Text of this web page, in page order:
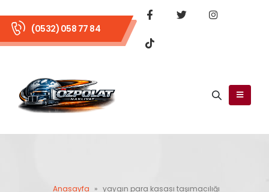
(0532) 058 77 84
Anasayfa » yaygın para kasası taşımacılığı